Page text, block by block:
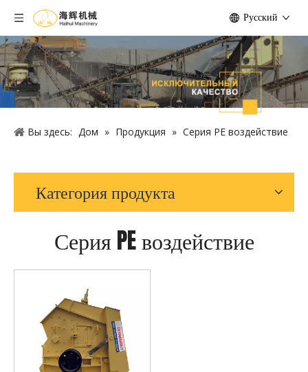
Pусский
Вы здесь: Дом » Продукция » Серия PE воздействие
Категория продукта
Серия PE воздействие